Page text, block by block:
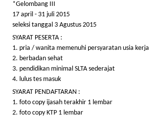
*Gelombang III
17 april - 31 juli 2015
seleksi tanggal 3 Agustus 2015
SYARAT PESERTA :
1. pria / wanita memenuhi persyaratan usia kerja
2. berbadan sehat
3. pendidikan minimal SLTA sederajat
4. lulus tes masuk
SYARAT PENDAFTARAN :
1. foto copy ijasah terakhir 1 lembar
2. foto copy KTP 1 lembar